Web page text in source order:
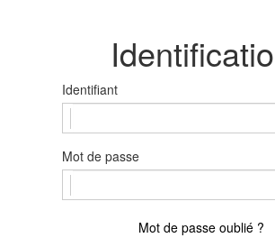
Identifiant
Mot de passe
Mot de passe oublié ?